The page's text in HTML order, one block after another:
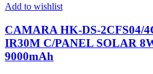
Add to wishlist
CAMARA HK-DS-2CFS04/
IR30M C/PANEL SOLAR
9000mAh